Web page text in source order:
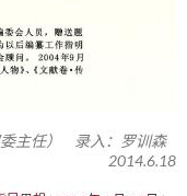
主任） 录入：罗训森
2014.6.18